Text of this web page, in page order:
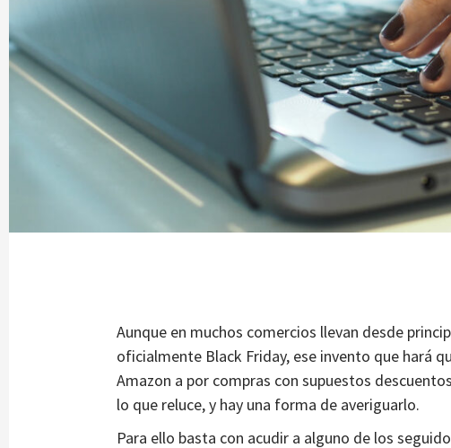
Aunque en muchos comercios llevan desde
oficialmente Black Friday, ese invento que hará
Amazon a por compras con supuestos
lo que reluce, y hay una forma de averiguarlo.
Para ello basta con acudir a alguno de los